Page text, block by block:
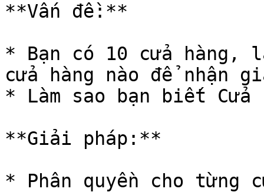
**Vấn đề:**
* Bạn có 10 cửa hàng,
cửa hàng nào để nhận
* Làm sao bạn biết
**Giải pháp:**
* Phân quyền cho từng